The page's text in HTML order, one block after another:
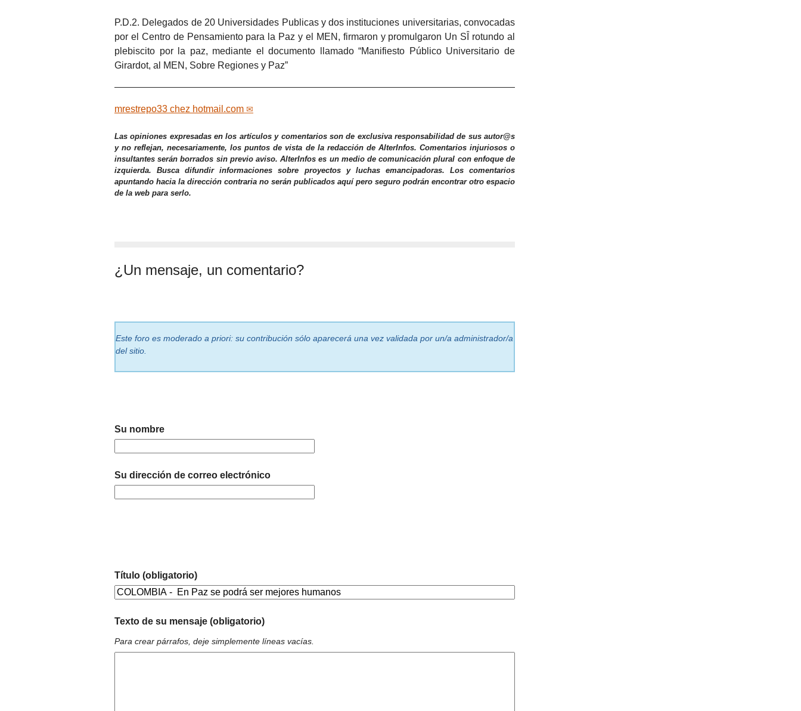
P.D.2. Delegados de 20 Universidades Publicas y dos instituciones universitarias, convocadas
por el Centro de Pensamiento para la Paz y el MEN, firmaron y promulgaron Un SÎ rotundo al
plebiscito por la paz, mediante el documento llamado “Manifiesto Público Universitario de
Girardot, al MEN, Sobre Regiones y Paz”
mrestrepo33 chez hotmail.com
Las opiniones expresadas en los artículos y comentarios son de exclusiva responsabilidad de sus autor@s
y no reflejan, necesariamente, los puntos de vista de la redacción de AlterInfos. Comentarios injuriosos o
insultantes serán borrados sin previo aviso. AlterInfos es un medio de comunicación plural con enfoque de
izquierda. Busca difundir informaciones sobre proyectos y luchas emancipadoras. Los comentarios
apuntando hacia la dirección contraria no serán publicados aquí pero seguro podrán encontrar otro espacio
de la web para serlo.
¿Un mensaje, un comentario?
Este foro es moderado a priori: su contribución sólo aparecerá una vez validada por un/a administrador/a
del sitio.
Su nombre
Su dirección de correo electrónico
Título (obligatorio)
Texto de su mensaje (obligatorio)
Para crear párrafos, deje simplemente líneas vacías.